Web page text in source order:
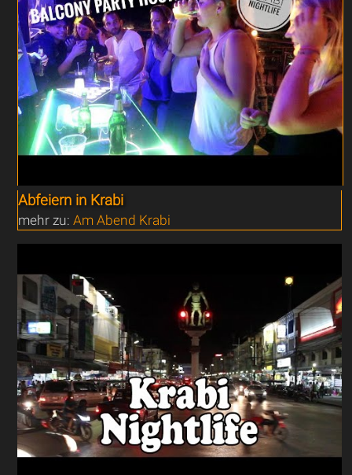
Abfeiern in Krabi
mehr zu:Am Abend Krabi